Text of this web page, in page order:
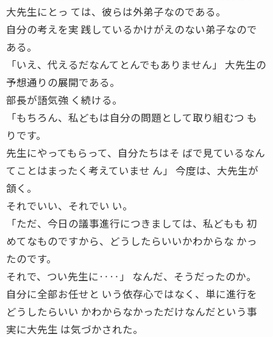
大先生にとっ ては、彼らは外弟子なのである。
自分の考えを実 践しているかけがえのない弟子なので
ある。
「いえ、代えるだなんてとんでもありません」 大先生の
予想通りの展開である。
部長が語気強 く続ける。
「もちろん、私どもは自分の問題として取り組むつ も
りです。
先生にやってもらって、自分たちはそ ばで見ているなん
てことはまったく考えていませ ん」 今度は、大先生が
頷く。
それでいい、それでい い。
「ただ、今日の議事進行につきましては、私どもも 初
めてなものですから、どうしたらいいかわからな かっ
たのです。
それで、つい先生に‥‥」 なんだ、そうだったのか。
自分に全部お任せと いう依存心ではなく、単に進行を
どうしたらいい かわからなかっただけなんだという事
実に大先生 は気づかされた。